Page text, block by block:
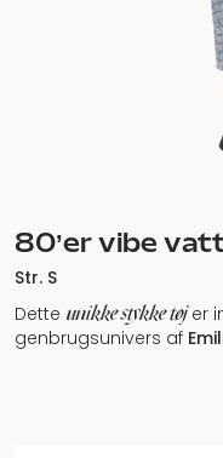
80’er vibe
Str. S
Dette unikke stykke tøjer
genbrugsunivers af